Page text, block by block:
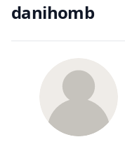
danihomb